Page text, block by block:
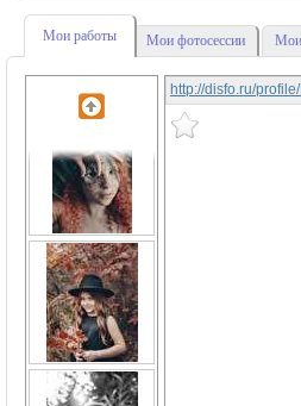
Мои работы Мои фотосессии Мои
http://disfo.ru/